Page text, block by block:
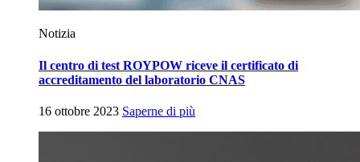
Notizia
Il centro di test ROYPOW riceve il certificato di
accreditamento del laboratorio CNAS
16 ottobre 2023 Saperne di più